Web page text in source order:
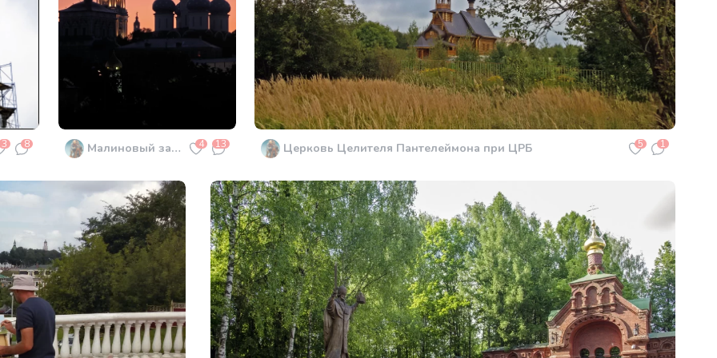
3 8 Малиновый закат 4 13 Церковь Целителя Пантелеймона при ЦРБ 5 1